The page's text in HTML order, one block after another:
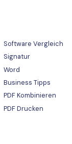
Software Vergleich
Signatur
Word
Business Tipps
PDF Kombinieren
PDF Drucken